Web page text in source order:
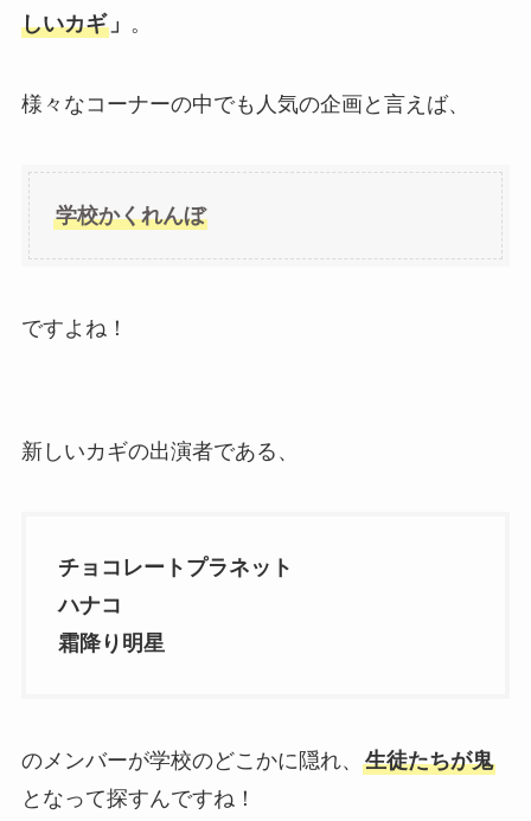
しいカギ」 。
様々なコーナーの中でも人気の企画と言えば、
学校かくれんぼ
ですよね！
新しいカギの出演者である、
チョコレートプラネット
ハナコ
霜降り明星
のメンバーが学校のどこかに隠れ、 生徒たちが鬼
となって探すんですね！